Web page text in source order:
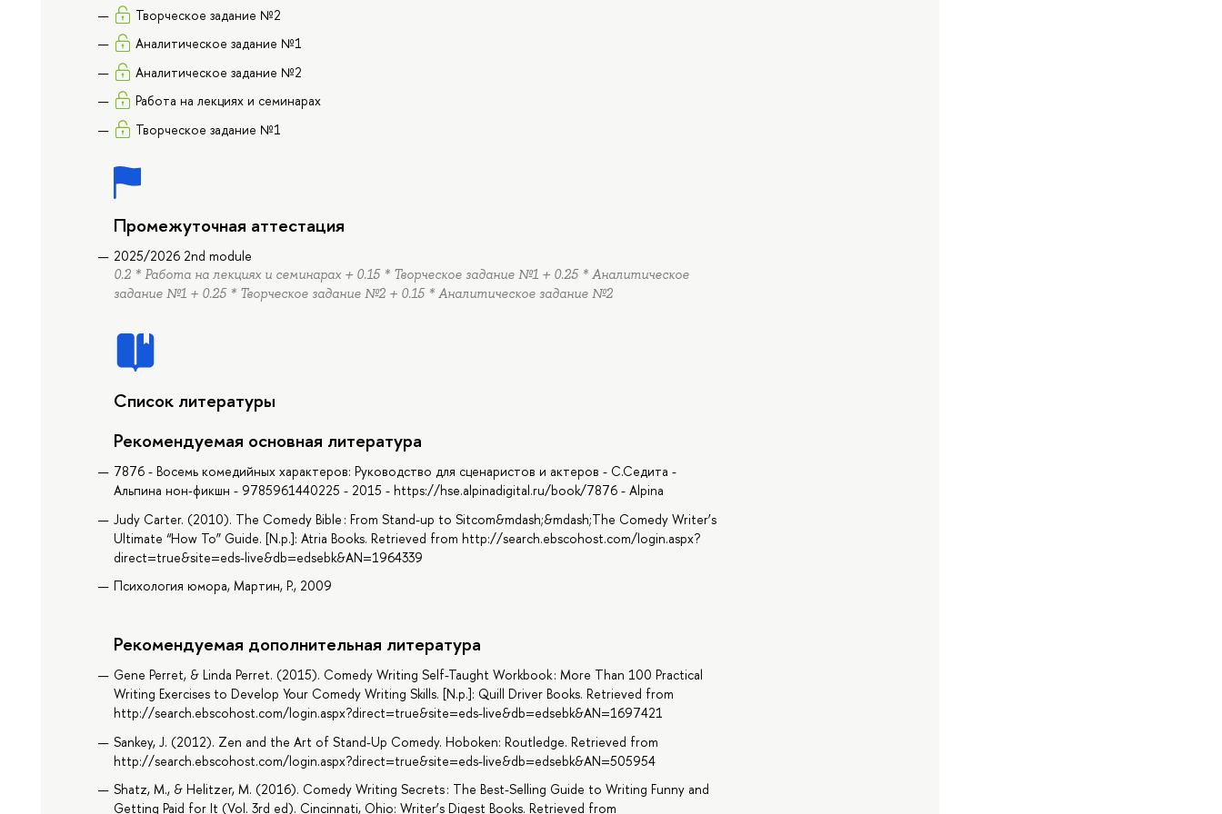
Творческое задание №2
Аналитическое задание №1
Аналитическое задание №2
Работа на лекциях и семинарах
Творческое задание №1
Промежуточная аттестация
2025/2026 2nd module
0.2 * Работа на лекциях и семинарах + 0.15 * Творческое задание №1 + 0.25 * Аналитическое
задание №1 + 0.25 * Творческое задание №2 + 0.15 * Аналитическое задание №2
Список литературы
Рекомендуемая основная литература
7876 - Восемь комедийных характеров: Руководство для сценаристов и актеров - С.Седита -
Альпина нон-фикшн - 9785961440225 - 2015 - https://hse.alpinadigital.ru/book/7876 - Alpina
Judy Carter. (2010). The Comedy Bible : From Stand-up to Sitcom&mdash;&mdash;The Comedy Writer’s
Ultimate “How To” Guide. [N.p.]: Atria Books. Retrieved from http://search.ebscohost.com/login.aspx?
direct=true&site=eds-live&db=edsebk&AN=1964339
Психология юмора, Мартин, Р., 2009
Рекомендуемая дополнительная литература
Gene Perret, & Linda Perret. (2015). Comedy Writing Self-Taught Workbook : More Than 100 Practical
Writing Exercises to Develop Your Comedy Writing Skills. [N.p.]: Quill Driver Books. Retrieved from
http://search.ebscohost.com/login.aspx?direct=true&site=eds-live&db=edsebk&AN=1697421
Sankey, J. (2012). Zen and the Art of Stand-Up Comedy. Hoboken: Routledge. Retrieved from
http://search.ebscohost.com/login.aspx?direct=true&site=eds-live&db=edsebk&AN=505954
Shatz, M., & Helitzer, M. (2016). Comedy Writing Secrets : The Best-Selling Guide to Writing Funny and
Getting Paid for It (Vol. 3rd ed). Cincinnati, Ohio: Writer’s Digest Books. Retrieved from